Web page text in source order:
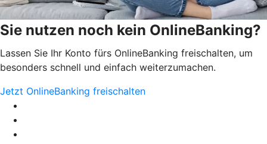
Sie nutzen noch kein OnlineBanking?
Lassen Sie Ihr Konto fürs OnlineBanking freischalten, um
besonders schnell und einfach weiterzumachen.
Jetzt OnlineBanking freischalten